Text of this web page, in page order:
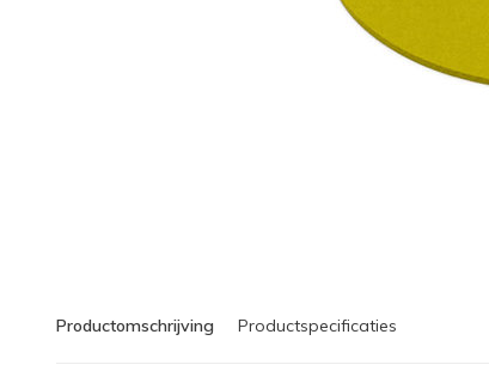
Productomschrijving Productspecificaties